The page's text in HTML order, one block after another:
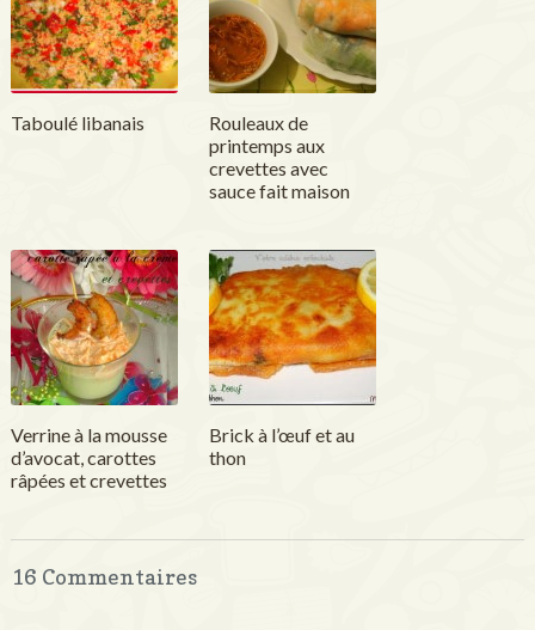
Taboulé libanais
Rouleaux de
printemps aux
crevettes avec
sauce fait maison
Verrine à la mousse
d’avocat, carottes
râpées et crevettes
Brick à l’œuf et au
thon
16 Commentaires